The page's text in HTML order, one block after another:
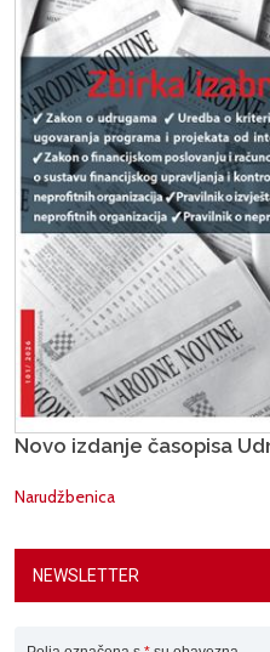
Novo izdanje časopisa
Narudžbenica
NEWSLETTER